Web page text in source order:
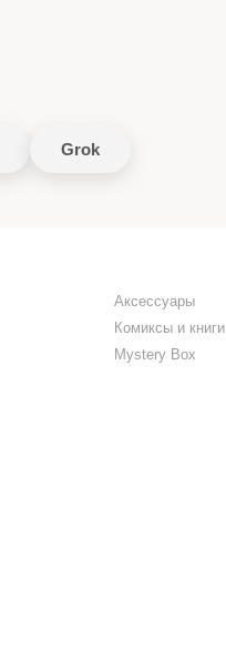
Grok
Аксессуары
Комиксы и книги
Mystery Box